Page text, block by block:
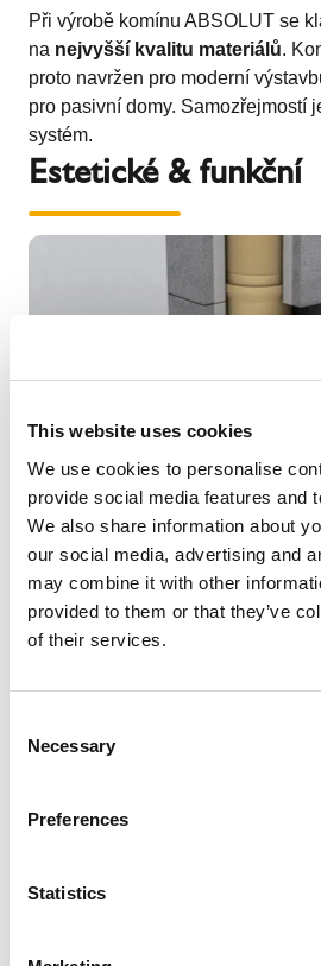
This website uses cookies
We use cookies to personalise
provide social media features and
We also share information about
our social media, advertising and
may combine it with other
provided to them or that they’ve
of their services.
Necessary
Preferences
Statistics
Při výrobě komínu ABSOLUT se
na nejvyšší kvalitu materiálů.
proto navržen pro moderní
pro pasivní domy. Samozřejmostí
systém.
Estetické & funkční
Založení atypickoupatou
je vhodný hlavně pro malé
spotřebič připojen přímo do
podlahy. Estetické a funkční
Pro montáž, kterou
zhlédnout naši animaci.